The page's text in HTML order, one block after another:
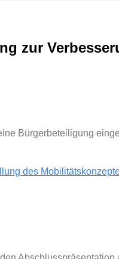
zur
Bürgerbeteiligung
des